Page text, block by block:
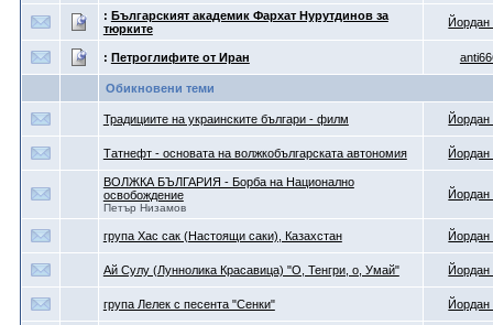
: Българският академик Фархат Нурутдинов за
тюрките
: Петроглифите от Иран
Обикновени теми
Традициите на украинските българи - филм
Татнефт - основата на волжкобългарската автономия
ВОЛЖКА БЪЛГАРИЯ - Борба на Национално
освобождение
Петър Низамов
група Хас сак (Настоящи саки), Казахстан
Ай Сулу (Луннолика Красавица) "О, Тенгри, о, Умай"
група Лелек с песента "Сенки"